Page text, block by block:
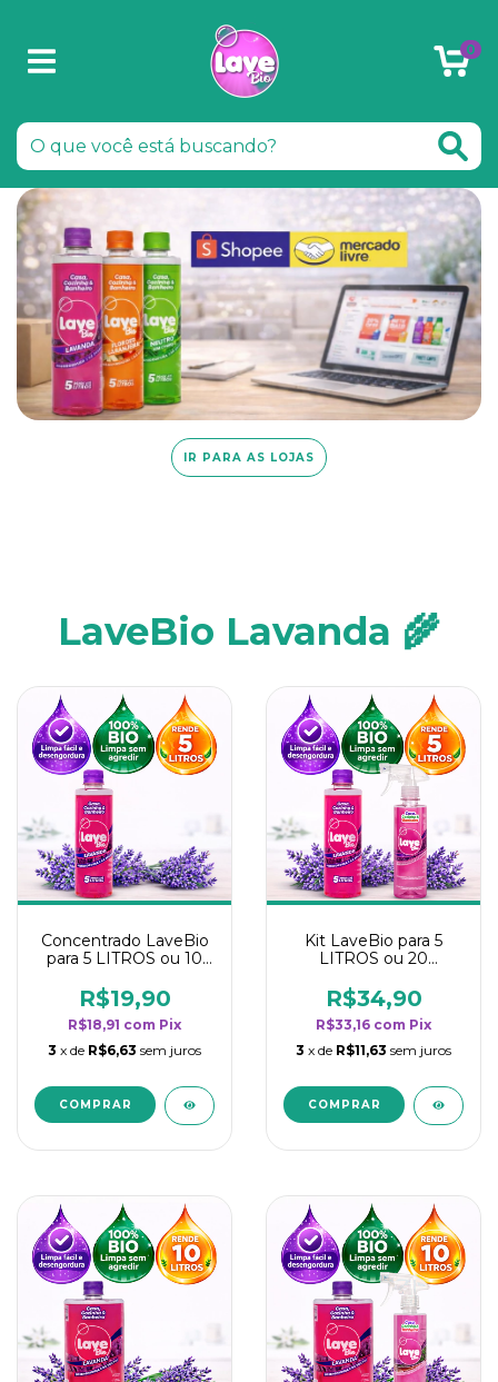
0
IR PARA AS LOJAS
LaveBio Lavanda 🌾
Concentrado LaveBio
para 5 LITROS ou 10
rendimento da
categoria - Lavanda
R$19,90
R$18,91 com Pix
3 x de R$6,63 sem juros
Kit LaveBio para 5
LITROS ou 20
rendimento da
categoria - Lavanda
R$34,90
R$33,16 com Pix
3 x de R$11,63 sem juros